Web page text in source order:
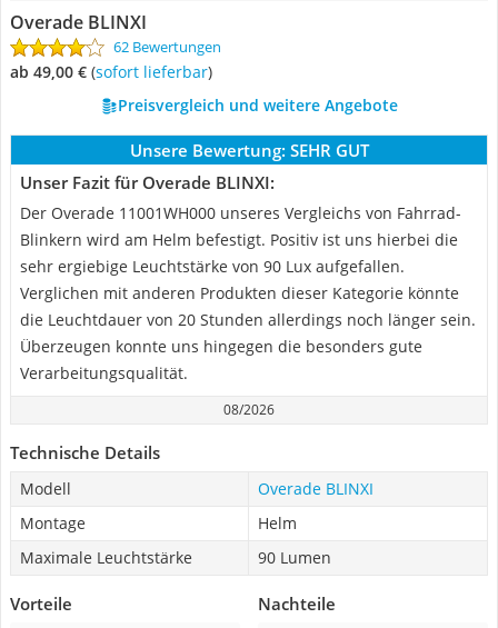
Overade BLINXI
62 Bewertungen
ab 49,00 € ( Sofort lieferbar)
Preisvergleich und weitere Angebote
Unsere Bewertung: SEHR GUT
Unser Fazit für Overade BLINXI:
Der Overade 11001WH000 unseres Vergleichs von Fahrrad-
Blinkern wird am Helm befestigt. Positiv ist uns hierbei die
sehr ergiebige Leuchtstärke von 90 Lux aufgefallen.
Verglichen mit anderen Produkten dieser Kategorie könnte
die Leuchtdauer von 20 Stunden allerdings noch länger sein.
Überzeugen konnte uns hingegen die besonders gute
Verarbeitungsqualität.
08/2026
Technische Details
Modell
Overade BLINXI
Montage
Helm
Maximale Leuchtstärke
90 Lumen
Vorteile Nachteile